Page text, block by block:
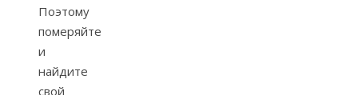
Поэтому
померяйте
и
найдите
свой